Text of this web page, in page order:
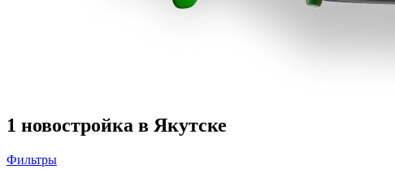
1 новостройка в Якутске
Фильтры